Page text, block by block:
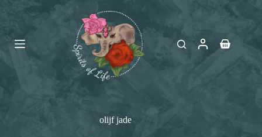
de
inhoud
olijf jade